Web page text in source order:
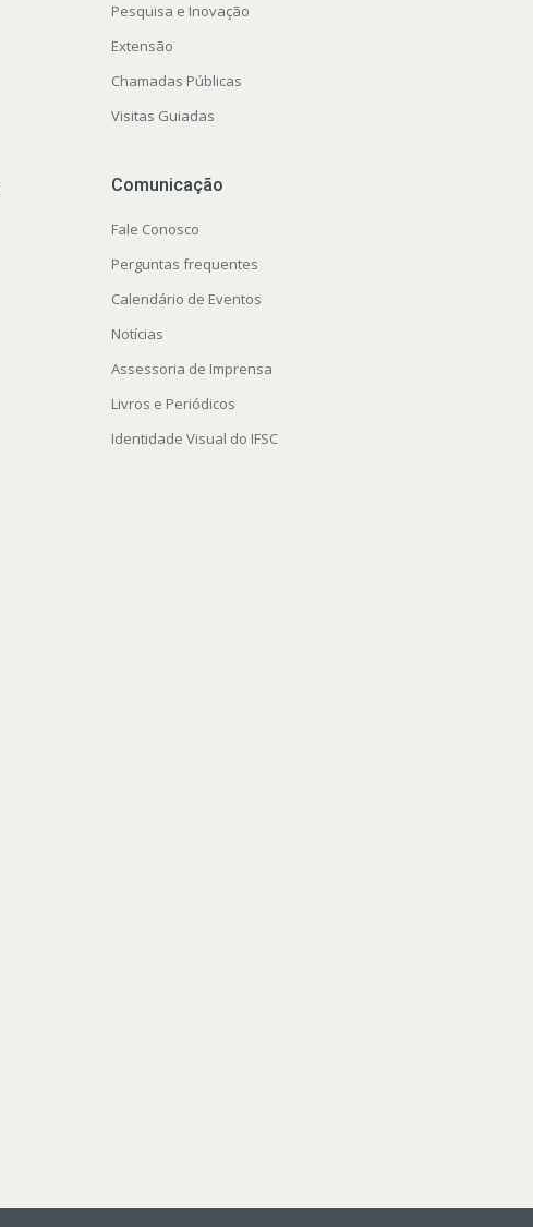
Pesquisa e Inovação
Extensão
Chamadas Públicas
Visitas Guiadas
Comunicação
Fale Conosco
Perguntas frequentes
Calendário de Eventos
Notícias
Assessoria de Imprensa
Livros e Periódicos
Identidade Visual do IFSC